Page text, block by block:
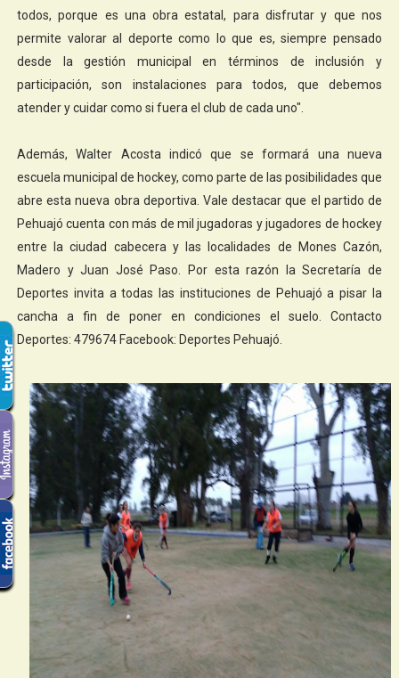
todos, porque es una obra estatal, para disfrutar y que nos
permite valorar al deporte como lo que es, siempre pensado
desde la gestión municipal en términos de inclusión y
participación, son instalaciones para todos, que debemos
atender y cuidar como si fuera el club de cada uno".
Además, Walter Acosta indicó que se formará una nueva
escuela municipal de hockey, como parte de las posibilidades que
abre esta nueva obra deportiva. Vale destacar que el partido de
Pehuajó cuenta con más de mil jugadoras y jugadores de hockey
entre la ciudad cabecera y las localidades de Mones Cazón,
Madero y Juan José Paso. Por esta razón la Secretaría de
Deportes invita a todas las instituciones de Pehuajó a pisar la
cancha a fin de poner en condiciones el suelo. Contacto
Deportes: 479674 Facebook: Deportes Pehuajó.